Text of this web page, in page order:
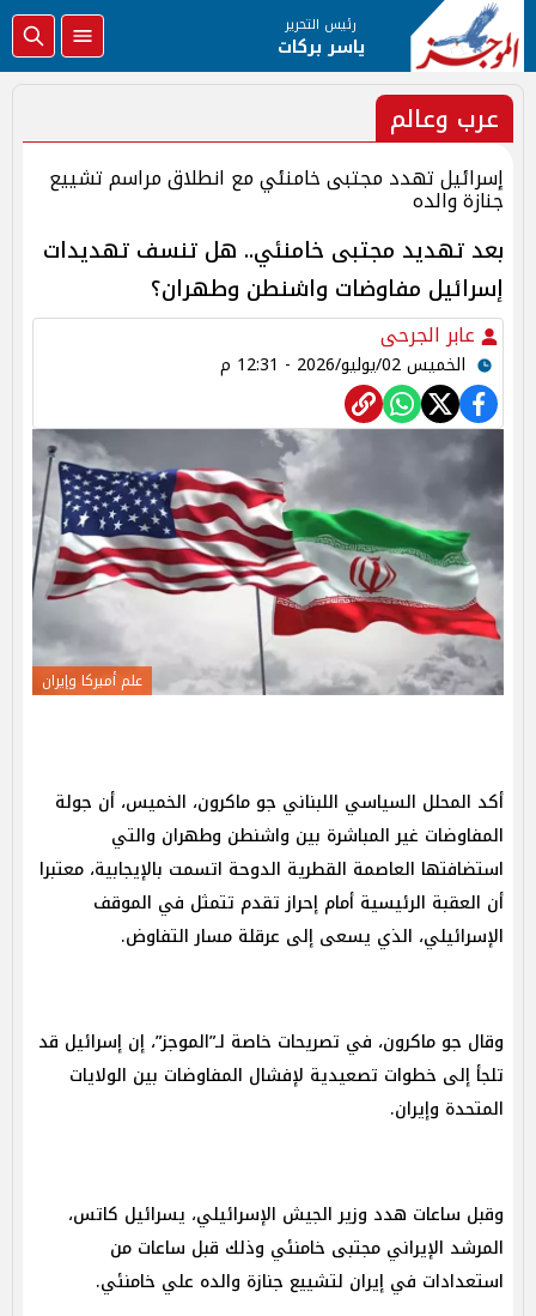
رئيس التحرير
ياسر بركات
عرب وعالم
إسرائيل تهدد مجتبى خامنئي مع انطلاق مراسم تشييع
جنازة والده
بعد تهديد مجتبى خامنئي.. هل تنسف تهديدات
إسرائيل مفاوضات واشنطن وطهران؟
عابر الجرحى
الخميس 02/يوليو/2026 - 12:31 م
علم أميركا وإيران
أكد المحلل السياسي اللبناني جو ماكرون، الخميس، أن جولة
المفاوضات غير المباشرة بين واشنطن وطهران والتي
استضافتها العاصمة القطرية الدوحة اتسمت بالإيجابية، معتبرا
أن العقبة الرئيسية أمام إحراز تقدم تتمثل في الموقف
الإسرائيلي، الذي يسعى إلى عرقلة مسار التفاوض.
وقال جو ماكرون، في تصريحات خاصة لـ”الموجز”، إن إسرائيل قد
تلجأ إلى خطوات تصعيدية لإفشال المفاوضات بين الولايات
المتحدة وإيران.
وقبل ساعات هدد وزير الجيش الإسرائيلي، يسرائيل كاتس،
المرشد الإيراني مجتبى خامنئي وذلك قبل ساعات من
استعدادات في إيران لتشييع جنازة والده علي خامنئي.